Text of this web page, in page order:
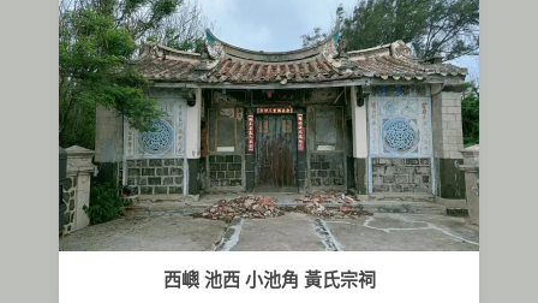
西嶼 池西 小池角 黃氏宗祠